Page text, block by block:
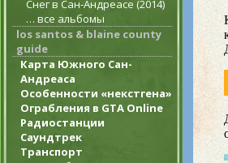
Снег в Сан-Андреасе (2014)
… все альбомы
los santos & blaine county
guide
Карта Южного Сан-
Андреаса
Особенности «некстгена»
Ограбления в GTA Online
Радиостанции
Саундтрек
Транспорт